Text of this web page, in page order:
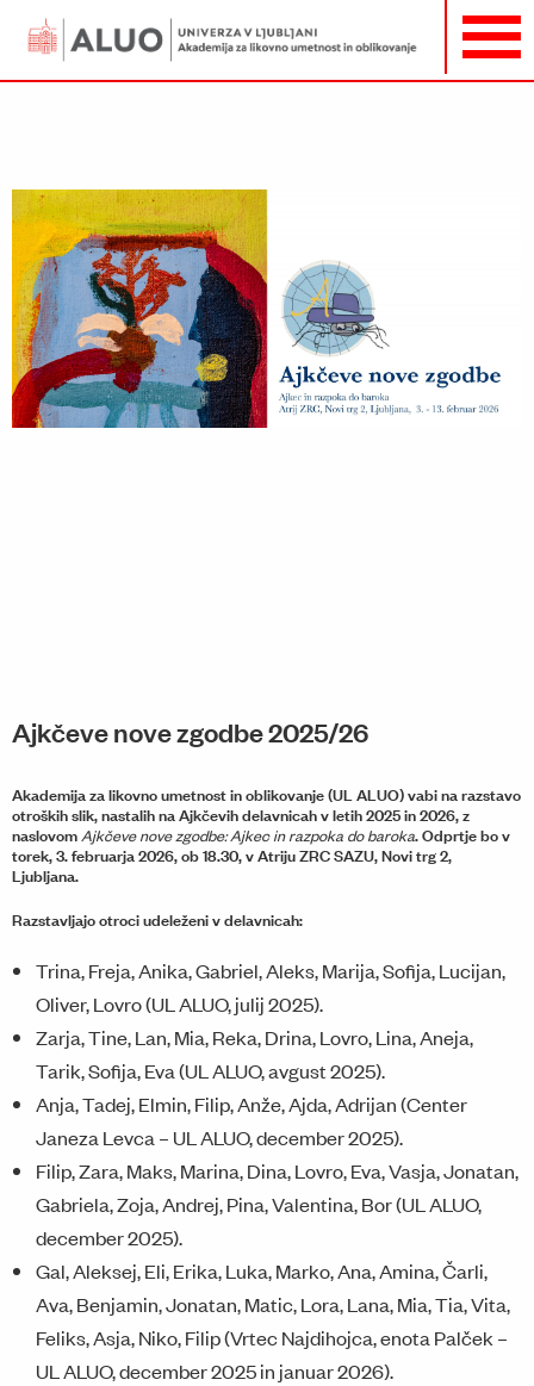
Ajkčeve nove zgodbe 2025/26
Akademija za likovno umetnost in oblikovanje (UL ALUO) vabi na razstavo
otroških slik, nastalih na Ajkčevih delavnicah v letih 2025 in 2026, z
naslovomAjkčeve nove zgodbe: Ajkec in razpoka do baroka.Odprtje bo v
torek, 3. februarja 2026, ob 18.30, v Atriju ZRC SAZU, Novi trg 2,
Ljubljana.
Razstavljajo otroci udeleženi v delavnicah:
Trina, Freja, Anika, Gabriel, Aleks, Marija, Sofija, Lucijan,
Oliver, Lovro (UL ALUO, julij 2025).
Zarja, Tine, Lan, Mia, Reka, Drina, Lovro, Lina, Aneja,
Tarik, Sofija, Eva (UL ALUO, avgust 2025).
Anja, Tadej, Elmin, Filip, Anže, Ajda, Adrijan (Center
Janeza Levca – UL ALUO, december 2025).
Filip, Zara, Maks, Marina, Dina, Lovro, Eva, Vasja, Jonatan,
Gabriela, Zoja, Andrej, Pina, Valentina, Bor (UL ALUO,
december 2025).
Gal, Aleksej, Eli, Erika, Luka, Marko, Ana, Amina, Čarli,
Ava, Benjamin, Jonatan, Matic, Lora, Lana, Mia, Tia, Vita,
Feliks, Asja, Niko, Filip (Vrtec Najdihojca, enota Palček –
UL ALUO, december 2025 in januar 2026).